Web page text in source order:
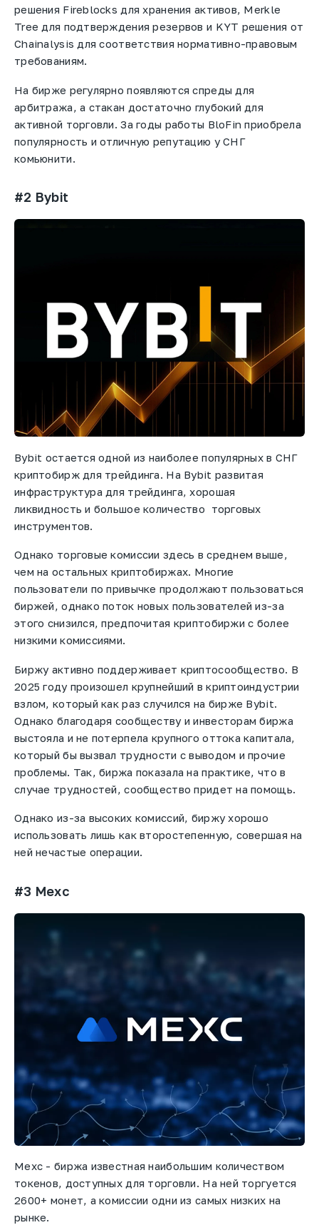
решения Fireblocks для хранения активов, Merkle
Tree для подтверждения резервов и KYT решения от
Chainalysis для соответствия нормативно-правовым
требованиям.
На бирже регулярно появляются спреды для
арбитража, а стакан достаточно глубокий для
активной торговли. За годы работы BloFin приобрела
популярность и отличную репутацию у СНГ
комьюнити.
#2 Bybit
Bybit остается одной из наиболее популярных в СНГ
криптобирж для трейдинга. На Bybit развитая
инфраструктура для трейдинга, хорошая
ликвидность и большое количество торговых
инструментов.
Однако торговые комиссии здесь в среднем выше,
чем на остальных криптобиржах. Многие
пользователи по привычке продолжают пользоваться
биржей, однако поток новых пользователей из-за
этого снизился, предпочитая криптобиржи с более
низкими комиссиями.
Биржу активно поддерживает криптосообщество. В
2025 году произошел крупнейший в криптоиндустрии
взлом, который как раз случился на бирже Bybit.
Однако благодаря сообществу и инвесторам биржа
выстояла и не потерпела крупного оттока капитала,
который бы вызвал трудности с выводом и прочие
проблемы. Так, биржа показала на практике, что в
случае трудностей, сообщество придет на помощь.
Однако из-за высоких комиссий, биржу хорошо
использовать лишь как второстепенную, совершая на
ней нечастые операции.
#3 Mexc
Mexc - биржа известная наибольшим количеством
токенов, доступных для торговли. На ней торгуется
2600+ монет, а комиссии одни из самых низких на
рынке.